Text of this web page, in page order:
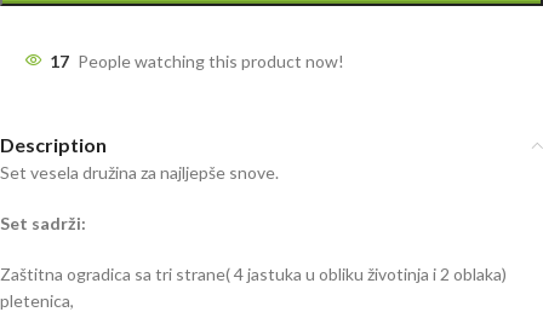
17 People watching this product now!
Description
Set vesela družina za najljepše snove.
Set sadrži:
Zaštitna ogradica sa tri strane( 4 jastuka u obliku životinja i 2 oblaka)
pletenica,